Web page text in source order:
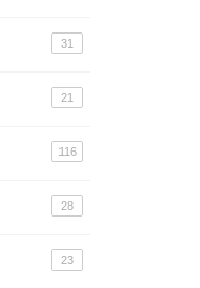
31
21
116
28
23